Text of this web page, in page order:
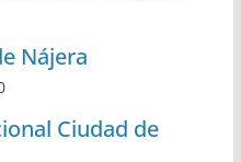
Nájera
Ciudad de